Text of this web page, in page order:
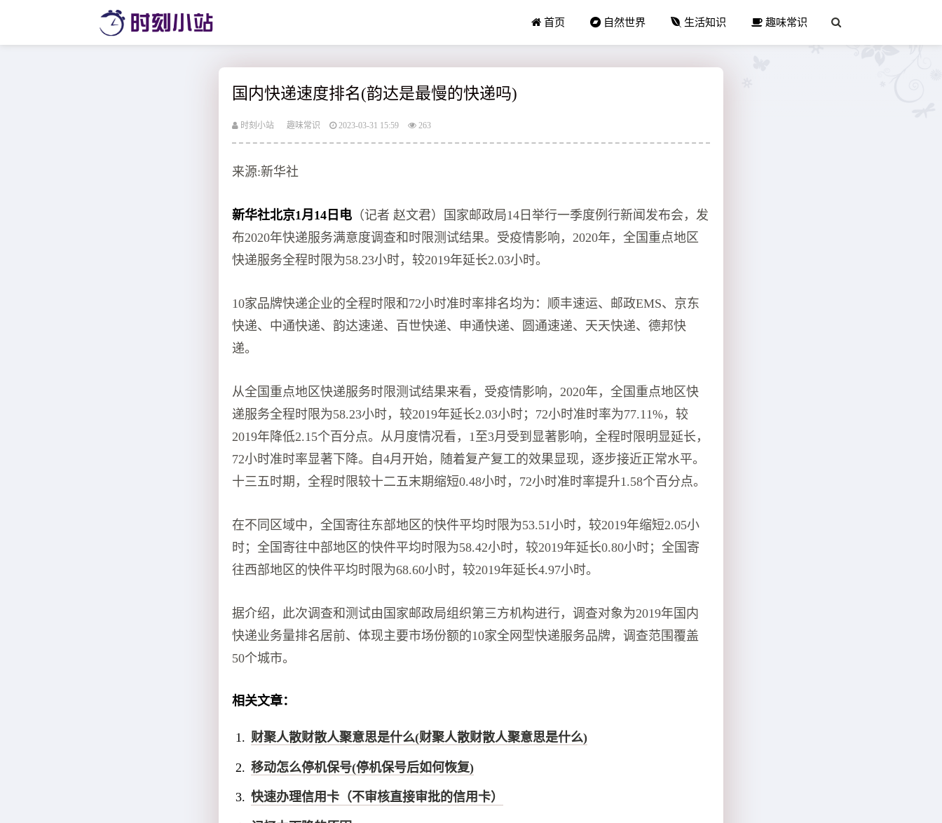
首页 自然世界 生活知识 趣味常识
国内快递速度排名(韵达是最慢的快递吗)
时刻小站 趣味常识 2023-03-31 15:59 263
来源:新华社
新华社北京1月14日电 （记者 赵文君）国家邮政局14日举行一季度例行新闻发布会，发
布2020年快递服务满意度调查和时限测试结果。受疫情影响，2020年，全国重点地区
快递服务全程时限为58.23小时，较2019年延长2.03小时。
10家品牌快递企业的全程时限和72小时准时率排名均为：顺丰速运、邮政EMS、京东
快递、中通快递、韵达速递、百世快递、申通快递、圆通速递、天天快递、德邦快
递。
从全国重点地区快递服务时限测试结果来看，受疫情影响，2020年，全国重点地区快
递服务全程时限为58.23小时，较2019年延长2.03小时；72小时准时率为77.11%，较
2019年降低2.15个百分点。从月度情况看，1至3月受到显著影响，全程时限明显延长，
72小时准时率显著下降。自4月开始，随着复产复工的效果显现，逐步接近正常水平。
十三五时期，全程时限较十二五末期缩短0.48小时，72小时准时率提升1.58个百分点。
在不同区域中，全国寄往东部地区的快件平均时限为53.51小时，较2019年缩短2.05小
时；全国寄往中部地区的快件平均时限为58.42小时，较2019年延长0.80小时；全国寄
往西部地区的快件平均时限为68.60小时，较2019年延长4.97小时。
据介绍，此次调查和测试由国家邮政局组织第三方机构进行，调查对象为2019年国内
快递业务量排名居前、体现主要市场份额的10家全网型快递服务品牌，调查范围覆盖
50个城市。
相关文章：
财聚人散财散人聚意思是什么(财聚人散财散人聚意思是什么)
移动怎么停机保号(停机保号后如何恢复)
快速办理信用卡（不审核直接审批的信用卡）